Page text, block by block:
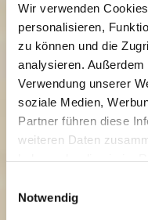
Wir verwenden
personalisieren,
zu können und die
analysieren.
Verwendung unserer
soziale Medien,
Partner führen diese
weiteren Daten
Notwendig